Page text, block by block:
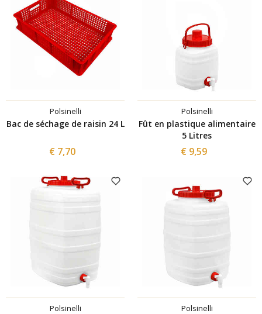
Polsinelli
Bac de séchage de raisin 24 L
€ 7,70
Polsinelli
Fût en plastique alimentaire
5 Litres
€ 9,59
Polsinelli Polsinelli